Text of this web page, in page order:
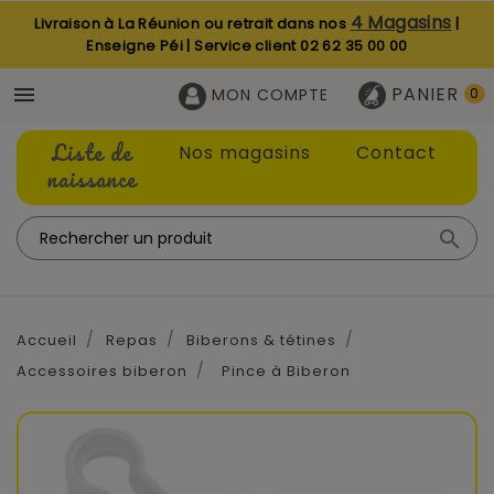
Livraison à La Réunion ou retrait dans nos 4 Magasins |
Enseigne Péi | Service client02 62 35 00 00
 PANIER 0
MON COMPTE
Liste de
naissance
Nos magasins Contact

Accueil Repas
Biberons & tétines
Accessoires biberon
Pince à Biberon